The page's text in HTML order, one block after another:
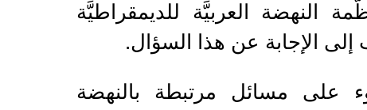
النهضة العربيَّة للديمقراطيَّة
إلى الإجابة عن هذا السؤال.
على مسائل مرتبطة بالنهضة